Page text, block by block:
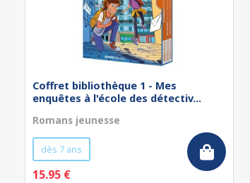
Coffret bibliothèque 1 - Mes
enquêtes à l'école des détectiv...
Romans jeunesse
dès 7 ans
15.95 €